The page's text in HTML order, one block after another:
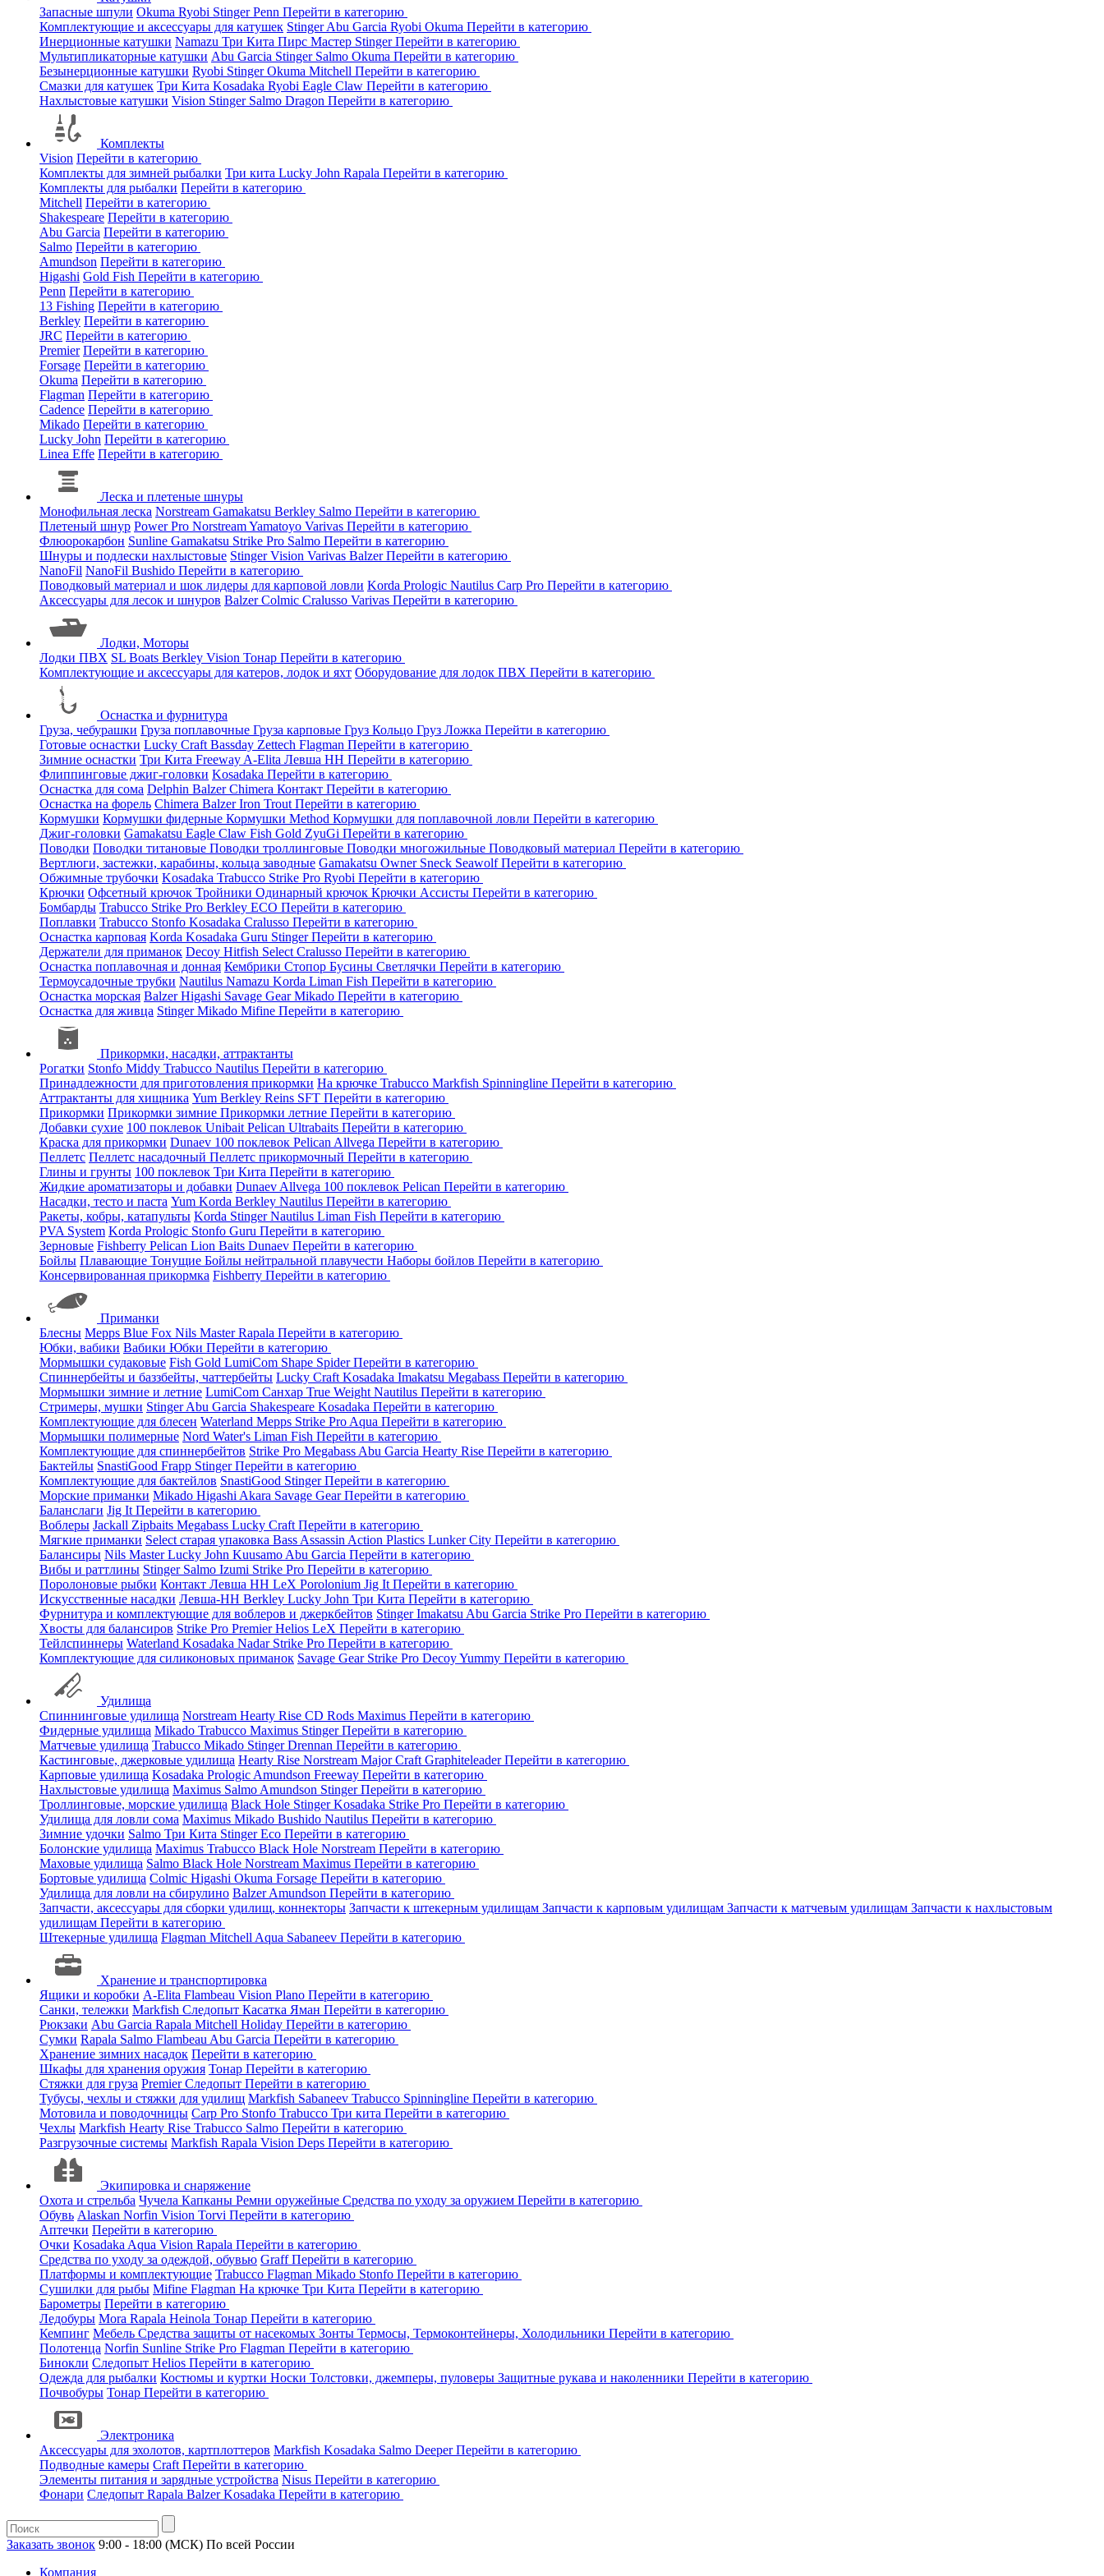
Запасные шпули Okuma Ryobi StingerPenn Перейти в категорию
Комплектующие и аксессуары для катушек StingerAbu Garcia Ryobi Okuma Перейти в категорию
Инерционные катушки Namazu Три Кита Пирс Мастер StingerПерейти в категорию
Мультипликаторные катушки Abu Garcia Stinger Salmo Okuma Перейти в категорию
Безынерционные катушки Ryobi StingerOkuma Mitchell Перейти в категорию
Смазки для катушек Три Кита Kosadaka Ryobi Eagle Claw Перейти в категорию
Нахлыстовые катушки Vision Stinger Salmo Dragon Перейти в категорию
Комплекты
Vision Перейти в категорию
Комплекты для зимней рыбалки Три кита Lucky John Rapala Перейти в категорию
Комплекты для рыбалки Перейти в категорию
Mitchell Перейти в категорию
Shakespeare Перейти в категорию
Abu Garcia Перейти в категорию
Salmo Перейти в категорию
Amundson Перейти в категорию
Higashi Gold Fish Перейти в категорию
Penn Перейти в категорию
13 Fishing Перейти в категорию
Berkley Перейти в категорию
JRC Перейти в категорию
Premier Перейти в категорию
Forsage Перейти в категорию
Okuma Перейти в категорию
Flagman Перейти в категорию
Cadence Перейти в категорию
Mikado Перейти в категорию
Lucky John Перейти в категорию
Linea Effe Перейти в категорию
Леска и плетеные шнуры
Монофильная леска Norstream Gamakatsu Berkley Salmo Перейти в категорию
Плетеный шнур Power Pro NorstreamYamatoyo Varivas Перейти в категорию
Флюорокарбон Sunline Gamakatsu Strike Pro Salmo Перейти в категорию
Шнуры и подлески нахлыстовые StingerVision Varivas BalzerПерейти в категорию
NanoFil NanoFil Bushido Перейти в категорию
Поводковый материал и шок лидеры для карповой ловли Korda Prologic Nautilus Carp Pro Перейти в категорию
Аксессуары для лесок и шнуров BalzerColmic Cralusso Varivas Перейти в категорию
Лодки, Моторы
Лодки ПВХ SL Boats Berkley Vision Тонар Перейти в категорию
Комплектующие и аксессуары для катеров, лодок и яхт Оборудование для лодок ПВХ Перейти в категорию
Оснастка и фурнитура
Груза, чебурашки Груза поплавочные Груза карповые Груз Кольцо Груз Ложка Перейти в категорию
Готовые оснастки Lucky Craft Bassday Zettech Flagman Перейти в категорию
Зимние оснастки Три Кита Freeway A-Elita Левша НН Перейти в категорию
Флиппинговые джиг-головки Kosadaka Перейти в категорию
Оснастка для сома Delphin BalzerChimera Контакт Перейти в категорию
Оснастка на форель Chimera BalzerIron Trout Перейти в категорию
Кормушки Кормушки фидерные Кормушки Method Кормушки для поплавочной ловли Перейти в категорию
Джиг-головки Gamakatsu Eagle Claw Fish Gold ZyuGi Перейти в категорию
Поводки Поводки титановые Поводки троллинговые Поводки многожильные Поводковый материал Перейти в категорию
Вертлюги, застежки, карабины, кольца заводные Gamakatsu Owner Sneck SeawolfПерейти в категорию
Обжимные трубочки Kosadaka Trabucco Strike Pro Ryobi Перейти в категорию
Крючки Офсетный крючок Тройники Одинарный крючок Крючки Ассисты Перейти в категорию
Бомбарды Trabucco Strike Pro Berkley ECO Перейти в категорию
Поплавки Trabucco Stonfo Kosadaka Cralusso Перейти в категорию
Оснастка карповая Korda Kosadaka Guru StingerПерейти в категорию
Держатели для приманок Decoy Hitfish Select Cralusso Перейти в категорию
Оснастка поплавочная и донная Кембрики Стопор Бусины Светлячки Перейти в категорию
Термоусадочные трубки Nautilus Namazu Korda Liman Fish Перейти в категорию
Оснастка морская BalzerHigashi Savage GearMikado Перейти в категорию
Оснастка для живца StingerMikado Mifine Перейти в категорию
Прикормки, насадки, аттрактанты
Рогатки Stonfo Middy Trabucco Nautilus Перейти в категорию
Принадлежности для приготовления прикормки На крючке Trabucco Markfish Spinningline Перейти в категорию
Аттрактанты для хищника Yum Berkley Reins SFT Перейти в категорию
Прикормки Прикормки зимние Прикормки летние Перейти в категорию
Добавки сухие 100 поклевок Unibait Pelican Ultrabaits Перейти в категорию
Краска для прикормки Dunaev 100 поклевок Pelican Allvega Перейти в категорию
Пеллетс Пеллетс насадочный Пеллетс прикормочный Перейти в категорию
Глины и грунты 100 поклевок Три Кита Перейти в категорию
Жидкие ароматизаторы и добавки Dunaev Allvega 100 поклевок Pelican Перейти в категорию
Насадки, тесто и паста Yum Korda Berkley Nautilus Перейти в категорию
Ракеты, кобры, катапульты Korda StingerNautilus Liman Fish Перейти в категорию
PVA System Korda Prologic Stonfo Guru Перейти в категорию
Зерновые Fishberry Pelican Lion Baits Dunaev Перейти в категорию
Бойлы Плавающие Тонущие Бойлы нейтральной плавучести Наборы бойлов Перейти в категорию
Консервированная прикормка Fishberry Перейти в категорию
Приманки
Блесны Mepps Blue Fox Nils MasterRapala Перейти в категорию
Юбки, вабики Вабики Юбки Перейти в категорию
Мормышки судаковые Fish Gold LumiCom Shape SpiderПерейти в категорию
Спиннербейты и баззбейты, чаттербейты Lucky Craft Kosadaka Imakatsu Megabass Перейти в категорию
Мормышки зимние и летние LumiCom Санхар True Weight Nautilus Перейти в категорию
Стримеры, мушки StingerAbu Garcia Shakespeare Kosadaka Перейти в категорию
Комплектующие для блесен Waterland Mepps Strike Pro Aqua Перейти в категорию
Мормышки полимерные Nord Water's Liman Fish Перейти в категорию
Комплектующие для спиннербейтов Strike Pro Megabass Abu Garcia Hearty Rise Перейти в категорию
Бактейлы SnastiGood Frapp StingerПерейти в категорию
Комплектующие для бактейлов SnastiGood StingerПерейти в категорию
Морские приманки Mikado Higashi Akara Savage GearПерейти в категорию
Баланслаги Jig It Перейти в категорию
Воблеры Jackall Zipbaits Megabass Lucky Craft Перейти в категорию
Мягкие приманки Select старая упаковка Bass Assassin Action Plastics Lunker City Перейти в категорию
Балансиры Nils MasterLucky John Kuusamo Abu Garcia Перейти в категорию
Вибы и раттлины Stinger Salmo Izumi Strike Pro Перейти в категорию
Поролоновые рыбки Контакт Левша НН LeX Porolonium Jig It Перейти в категорию
Искусственные насадки Левша-НН Berkley Lucky John Три Кита Перейти в категорию
Фурнитура и комплектующие для воблеров и джеркбейтов StingerImakatsu Abu Garcia Strike Pro Перейти в категорию
Хвосты для балансиров Strike Pro PremierHelios LeX Перейти в категорию
Тейлспиннеры Waterland Kosadaka Nadar Strike Pro Перейти в категорию
Комплектующие для силиконовых приманок Savage Gear Strike Pro DecoyYummy Перейти в категорию
Удилища
Спиннинговые удилища Norstream Hearty Rise CD Rods Maximus Перейти в категорию
Фидерные удилища Mikado Trabucco Maximus StingerПерейти в категорию
Матчевые удилища Trabucco Mikado StingerDrennan Перейти в категорию
Кастинговые, джерковые удилища Hearty Rise Norstream Major Craft GraphiteleaderПерейти в категорию
Карповые удилища Kosadaka Prologic Amundson Freeway Перейти в категорию
Нахлыстовые удилища Maximus Salmo Amundson StingerПерейти в категорию
Троллинговые, морские удилища Black Hole StingerKosadaka Strike Pro Перейти в категорию
Удилища для ловли сома Maximus Mikado Bushido Nautilus Перейти в категорию
Зимние удочки Salmo Три Кита StingerEco Перейти в категорию
Болонские удилища Maximus Trabucco Black Hole Norstream Перейти в категорию
Маховые удилища Salmo Black Hole Norstream Maximus Перейти в категорию
Бортовые удилища Colmic Higashi Okuma Forsage Перейти в категорию
Удилища для ловли на сбирулино BalzerAmundson Перейти в категорию
Запчасти, аксессуары для сборки удилищ, коннекторы Запчасти к штекерным удилищам Запчасти к карповым удилищам Запчасти к матчевым удилищам Запчасти к нахлыстовым
удилищам Перейти в категорию
Штекерные удилища Flagman Mitchell Aqua Sabaneev Перейти в категорию
Хранение и транспортировка
Ящики и коробки A-Elita Flambeau Vision Plano Перейти в категорию
Санки, тележки Markfish Следопыт Касатка Яман Перейти в категорию
Рюкзаки Abu Garcia Rapala Mitchell Holiday Перейти в категорию
Сумки Rapala Salmo Flambeau Abu Garcia Перейти в категорию
Хранение зимних насадок Перейти в категорию
Шкафы для хранения оружия Тонар Перейти в категорию
Стяжки для груза PremierСледопыт Перейти в категорию
Тубусы, чехлы и стяжки для удилищ Markfish Sabaneev Trabucco Spinningline Перейти в категорию
Мотовила и поводочницы Carp Pro Stonfo Trabucco Три кита Перейти в категорию
Чехлы Markfish Hearty Rise Trabucco Salmo Перейти в категорию
Разгрузочные системы Markfish Rapala Vision Deps Перейти в категорию
Экипировка и снаряжение
Охота и стрельба Чучела Капканы Ремни оружейные Средства по уходу за оружием Перейти в категорию
Обувь Alaskan Norfin Vision Torvi Перейти в категорию
Аптечки Перейти в категорию
Очки Kosadaka Aqua Vision Rapala Перейти в категорию
Средства по уходу за одеждой, обувью GraffПерейти в категорию
Платформы и комплектующие Trabucco Flagman Mikado Stonfo Перейти в категорию
Сушилки для рыбы Mifine Flagman На крючке Три Кита Перейти в категорию
Барометры Перейти в категорию
Ледобуры Mora Rapala Heinola Тонар Перейти в категорию
Кемпинг Мебель Средства защиты от насекомых Зонты Термосы, Термоконтейнеры, Холодильники Перейти в категорию
Полотенца Norfin Sunline Strike Pro Flagman Перейти в категорию
Бинокли Следопыт Helios Перейти в категорию
Одежда для рыбалки Костюмы и куртки Носки Толстовки, джемперы, пуловеры Защитные рукава и наколенники Перейти в категорию
Почвобуры Тонар Перейти в категорию
Электроника
Аксессуары для эхолотов, картплоттеров Markfish Kosadaka Salmo DeeperПерейти в категорию
Подводные камеры Craft Перейти в категорию
Элементы питания и зарядные устройства Nisus Перейти в категорию
Фонари Следопыт Rapala BalzerKosadaka Перейти в категорию
Заказать звонок 9:00 - 18:00 (МСК) По всей России
Компания